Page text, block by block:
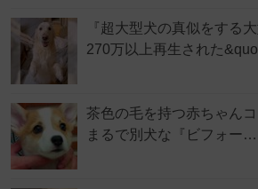
『超大型犬の真似をする
270万以上再生された
茶色の毛を持つ赤ちゃん
まるで別犬な『ビフォー…